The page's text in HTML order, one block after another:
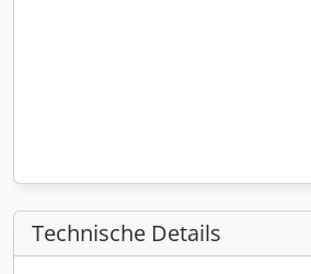
Technische Details